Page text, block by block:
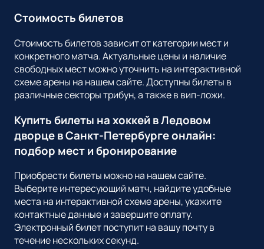
Стоимость билетов
Стоимость билетов зависит от категории мест и
конкретного матча. Актуальные цены и наличие
свободных мест можно уточнить на интерактивной
схеме арены на нашем сайте. Доступны билеты в
различные секторы трибун, а также в вип-ложи.
Купить билеты на хоккей в Ледовом
дворце в Санкт-Петербурге онлайн:
подбор мест и бронирование
Приобрести билеты можно на нашем сайте.
Выберите интересующий матч, найдите удобные
места на интерактивной схеме арены, укажите
контактные данные и завершите оплату.
Электронный билет поступит на вашу почту в
течение нескольких секунд.